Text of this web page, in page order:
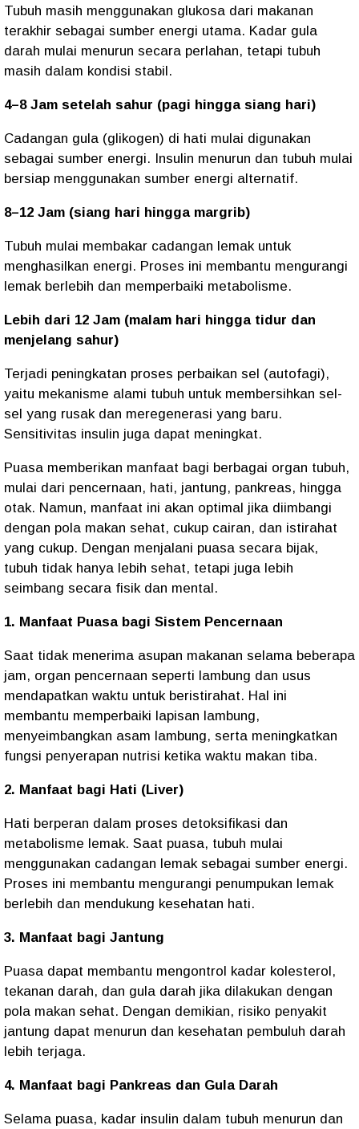
Tubuh masih menggunakan glukosa dari makanan
terakhir sebagai sumber energi utama. Kadar gula
darah mulai menurun secara perlahan, tetapi tubuh
masih dalam kondisi stabil.
4–8 Jam setelah sahur (pagi hingga siang hari)
Cadangan gula (glikogen) di hati mulai digunakan
sebagai sumber energi. Insulin menurun dan tubuh mulai
bersiap menggunakan sumber energi alternatif.
8–12 Jam (siang hari hingga margrib)
Tubuh mulai membakar cadangan lemak untuk
menghasilkan energi. Proses ini membantu mengurangi
lemak berlebih dan memperbaiki metabolisme.
Lebih dari 12 Jam (malam hari hingga tidur dan
menjelang sahur)
Terjadi peningkatan proses perbaikan sel (autofagi),
yaitu mekanisme alami tubuh untuk membersihkan sel-
sel yang rusak dan meregenerasi yang baru.
Sensitivitas insulin juga dapat meningkat.
Puasa memberikan manfaat bagi berbagai organ tubuh,
mulai dari pencernaan, hati, jantung, pankreas, hingga
otak. Namun, manfaat ini akan optimal jika diimbangi
dengan pola makan sehat, cukup cairan, dan istirahat
yang cukup. Dengan menjalani puasa secara bijak,
tubuh tidak hanya lebih sehat, tetapi juga lebih
seimbang secara fisik dan mental.
1. Manfaat Puasa bagi Sistem Pencernaan
Saat tidak menerima asupan makanan selama beberapa
jam, organ pencernaan seperti lambung dan usus
mendapatkan waktu untuk beristirahat. Hal ini
membantu memperbaiki lapisan lambung,
menyeimbangkan asam lambung, serta meningkatkan
fungsi penyerapan nutrisi ketika waktu makan tiba.
2. Manfaat bagi Hati (Liver)
Hati berperan dalam proses detoksifikasi dan
metabolisme lemak. Saat puasa, tubuh mulai
menggunakan cadangan lemak sebagai sumber energi.
Proses ini membantu mengurangi penumpukan lemak
berlebih dan mendukung kesehatan hati.
3. Manfaat bagi Jantung
Puasa dapat membantu mengontrol kadar kolesterol,
tekanan darah, dan gula darah jika dilakukan dengan
pola makan sehat. Dengan demikian, risiko penyakit
jantung dapat menurun dan kesehatan pembuluh darah
lebih terjaga.
4. Manfaat bagi Pankreas dan Gula Darah
Selama puasa, kadar insulin dalam tubuh menurun dan